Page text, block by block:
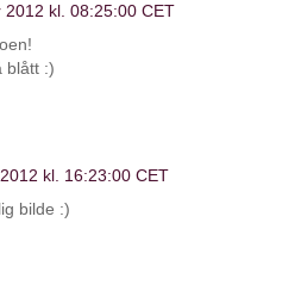
2012 kl. 08:25:00 CET
blått :)
kl. 16:23:00 CET
bilde :)